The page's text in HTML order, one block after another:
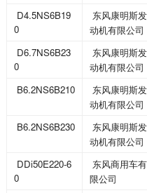
D4.5NS6B19
0
东风康明斯发
动机有限公司
D6.7NS6B23
0
东风康明斯发
动机有限公司
B6.2NS6B210
东风康明斯发
动机有限公司
B6.2NS6B230
东风康明斯发
动机有限公司
DDi50E220-6
0
东风商用车有
限公司